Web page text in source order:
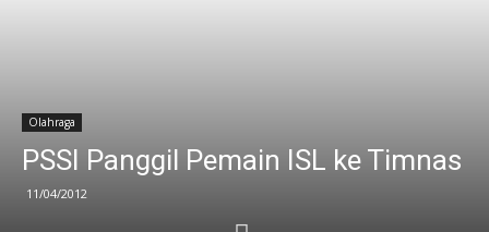
Olahraga
PSSI Panggil Pemain ISL ke Timnas
11/04/2012